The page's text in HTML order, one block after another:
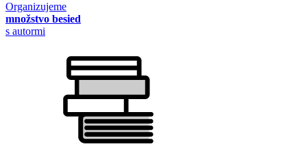
Organizujeme
množstvo besied
s autormi